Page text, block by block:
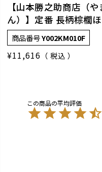
【山本勝之助商店（
ん）】定番 長柄棕櫚
商品番号Y002KM010F
¥11,616 税込